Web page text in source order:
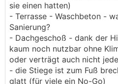
Einfach lächerlich diese
0815 Objekte. Will
die Immobilien damals
kommt einem
Alleine schon wegen
der Verkäufer wünsche ich
Immobiliencrash!
sie einen hatten)
- Terrasse - Waschbeton -
Sanierung?
- Dachgeschoß - dank der
kaum noch nutzbar ohne
oder verträgt auch nicht
- die Stiege ist zum Fuß
glatt (für viele ein No-Go)